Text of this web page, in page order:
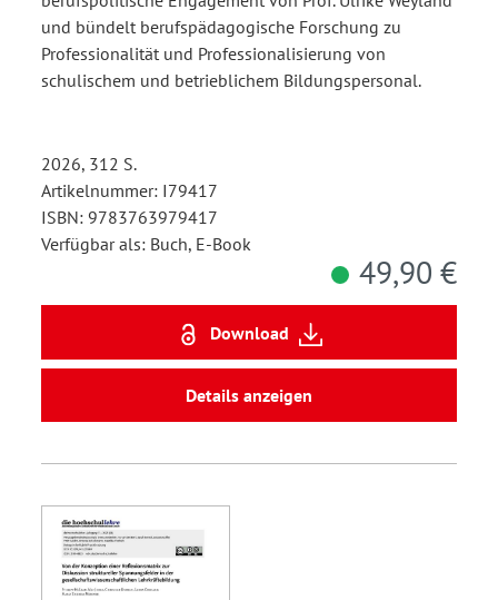
und bündelt berufspädagogische Forschung zu
Professionalität und Professionalisierung von
schulischem und betrieblichem Bildungspersonal.
2026, 312 S.
Artikelnummer: I79417
ISBN: 9783763979417
Verfügbar als: Buch, E-Book
49,90 €
Download
Details anzeigen